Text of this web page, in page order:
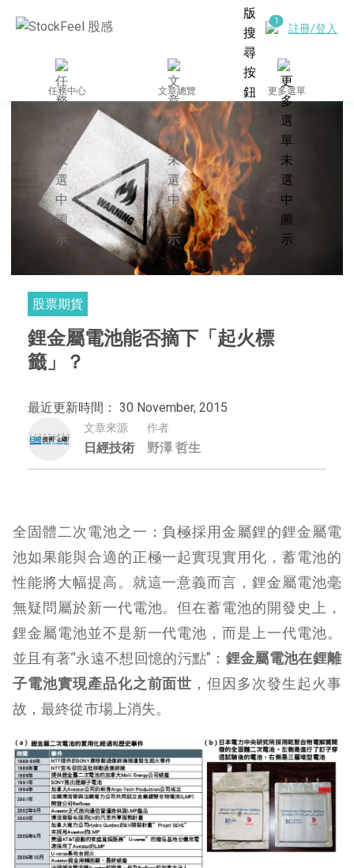
註冊/登入
任務中心 文章總覽 更多選單
股票期貨
鋰金屬電池能否摘下「起火標
籤」？
最近更新時間： 30 November, 2015
文章來源
日經技術
作者
野澤 哲生
全固體二次電池之一：負極採用金屬鋰的鋰金屬電
池如果能與合適的正極一起實現實用化，蓄電池的
性能將大幅提高。就這一意義而言，鋰金屬電池毫
無疑問屬於新一代電池。但在蓄電池的開發史上，
鋰金屬電池並不是新一代電池，而是上一代電池。
並且有著“永遠不想回憶的污點”： 鋰金屬電池在鋰離
子電池實現產品化之前面世 ，但因多次發生起火事
故，最終從市場上消失。